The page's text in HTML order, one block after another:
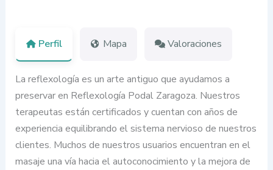
Perfil Mapa Valoraciones
La reflexología es un arte antiguo que ayudamos a
preservar en Reflexología Podal Zaragoza. Nuestros
terapeutas están certificados y cuentan con años de
experiencia equilibrando el sistema nervioso de nuestros
clientes. Muchos de nuestros usuarios encuentran en el
masaje una vía hacia el autoconocimiento y la mejora de